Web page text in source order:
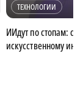
ТЕХНОЛОГИИ
ИИдут по стопам:
искусственному